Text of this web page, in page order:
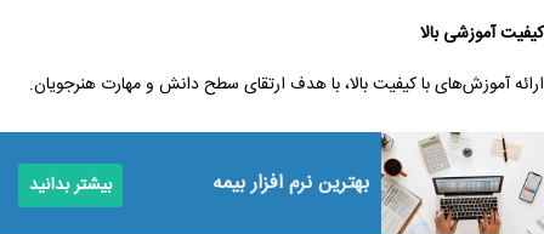
کیفیت آموزشی بالا
ارائه آموزش‌های با کیفیت بالا، با هدف ارتقای سطح دانش و مهارت هنرجویان.
بهترین نرم‌ افزار بیمه بیشتر بدانید